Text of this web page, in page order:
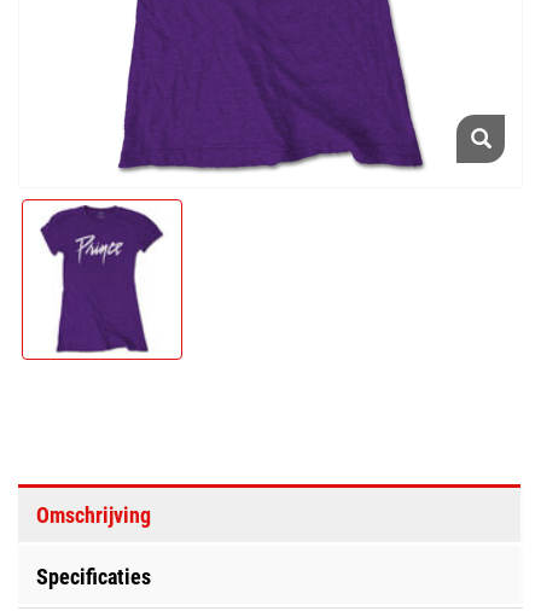
Omschrijving
Specificaties